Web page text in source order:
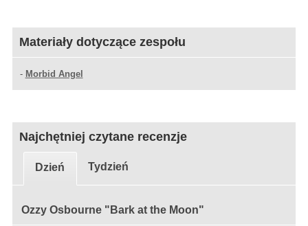
Materiały dotyczące zespołu
- Morbid Angel
Najchętniej czytane recenzje
Dzień Tydzień
Ozzy Osbourne "Bark at the Moon"